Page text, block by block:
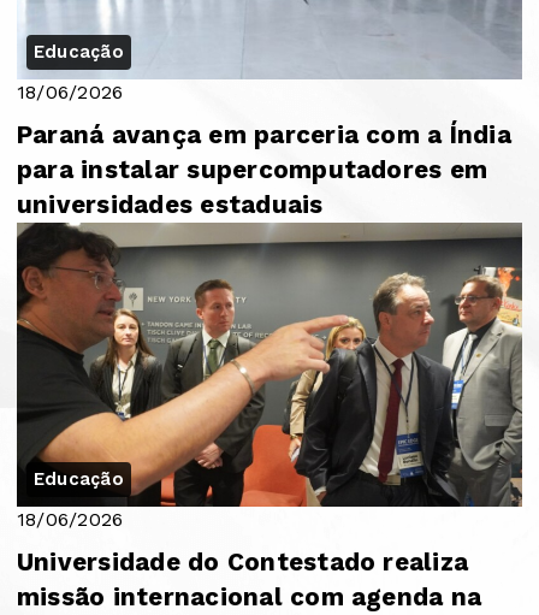
Educação
18/06/2026
Paraná avança em parceria com a Índia
para instalar supercomputadores em
universidades estaduais
Educação
18/06/2026
Universidade do Contestado realiza
missão internacional com agenda na